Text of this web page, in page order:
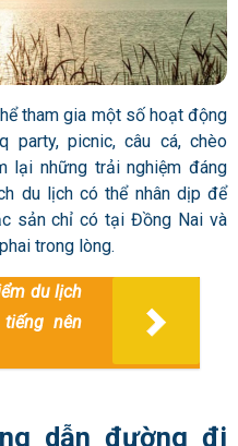
tham gia một số hoạt động
party, picnic, câu cá, chèo
lại những trải nghiệm đáng
du lịch có thể nhân dịp để
sản chỉ có tại Đồng Nai và
trong lòng.
du lịch
nên
dẫn đường đi